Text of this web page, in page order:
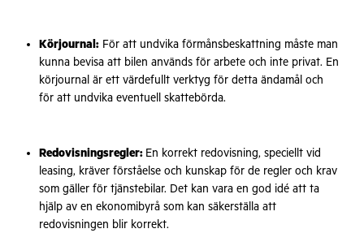
Körjournal:För att undvika förmånsbeskattning måste man
kunna bevisa att bilen används för arbete och inte privat. En
körjournal är ett värdefullt verktyg för detta ändamål och
för att undvika eventuell skattebörda.
Redovisningsregler: En korrekt redovisning, speciellt vid
leasing, kräver förståelse och kunskap för de regler och krav
som gäller för tjänstebilar. Det kan vara en god idé att ta
hjälp av en ekonomibyrå som kan säkerställa att
redovisningen blir korrekt.